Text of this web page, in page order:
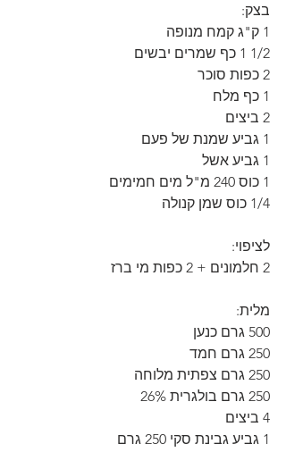
בצק:
1 ק"ג קמח מנופה
1/2 1 כף שמרים יבשים
2 כפות סוכר
1 כף מלח
2 ביצים
1 גביע שמנת של פעם
1 גביע אשל
1 כוס 240 מ"ל מים חמימים
1/4 כוס שמן קנולה
לציפוי:
2 חלמונים + 2 כפות מי ברז
מלית:
500 גרם כנען
250 גרם חמד
250 גרם צפתית מלוחה
250 גרם בולגרית 26%
4 ביצים
1 גביע גבינת סקי 250 גרם